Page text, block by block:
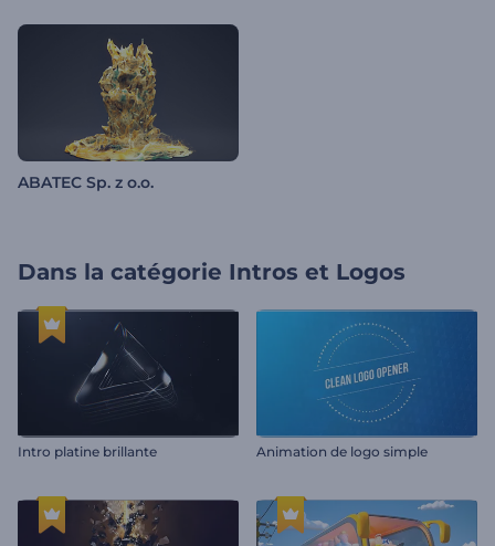
ABATEC Sp. z o.o.
Dans la catégorie Intros et Logos
Intro platine brillante Animation de logo simple